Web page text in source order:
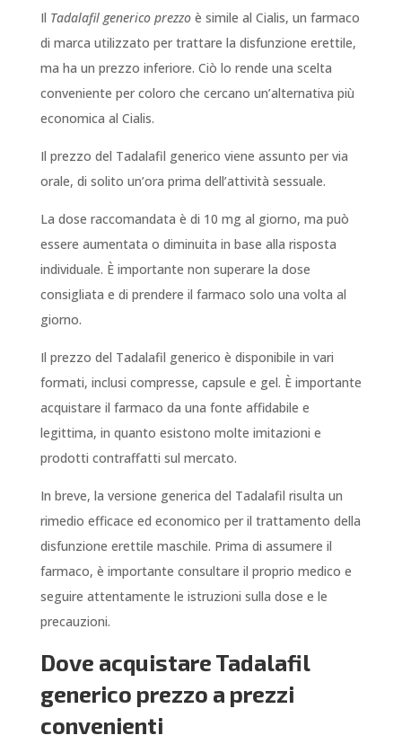
Il Tadalafil generico prezzoè simile al Cialis, un farmaco
di marca utilizzato per trattare la disfunzione erettile,
ma ha un prezzo inferiore. Ciò lo rende una scelta
conveniente per coloro che cercano un’alternativa più
economica al Cialis.
Il prezzo del Tadalafil generico viene assunto per via
orale, di solito un’ora prima dell’attività sessuale.
La dose raccomandata è di 10 mg al giorno, ma può
essere aumentata o diminuita in base alla risposta
individuale. È importante non superare la dose
consigliata e di prendere il farmaco solo una volta al
giorno.
Il prezzo del Tadalafil generico è disponibile in vari
formati, inclusi compresse, capsule e gel. È importante
acquistare il farmaco da una fonte affidabile e
legittima, in quanto esistono molte imitazioni e
prodotti contraffatti sul mercato.
In breve, la versione generica del Tadalafil risulta un
rimedio efficace ed economico per il trattamento della
disfunzione erettile maschile. Prima di assumere il
farmaco, è importante consultare il proprio medico e
seguire attentamente le istruzioni sulla dose e le
precauzioni.
Dove acquistare Tadalafil
generico prezzo a prezzi
convenienti